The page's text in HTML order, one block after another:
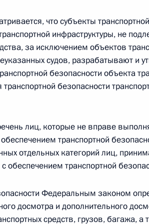
протокола о внесении
судах
что субъекты транспортной
инфраструктуры, не
за исключением объектов
судов, разрабатывают и
безопасности объекта
безопасности
лиц, которые не вправе
транспортной
отдельных категорий лиц,
обеспечением транспортной
Федеральным законом
досмотра и дополнительного
средств, грузов, багажа, а